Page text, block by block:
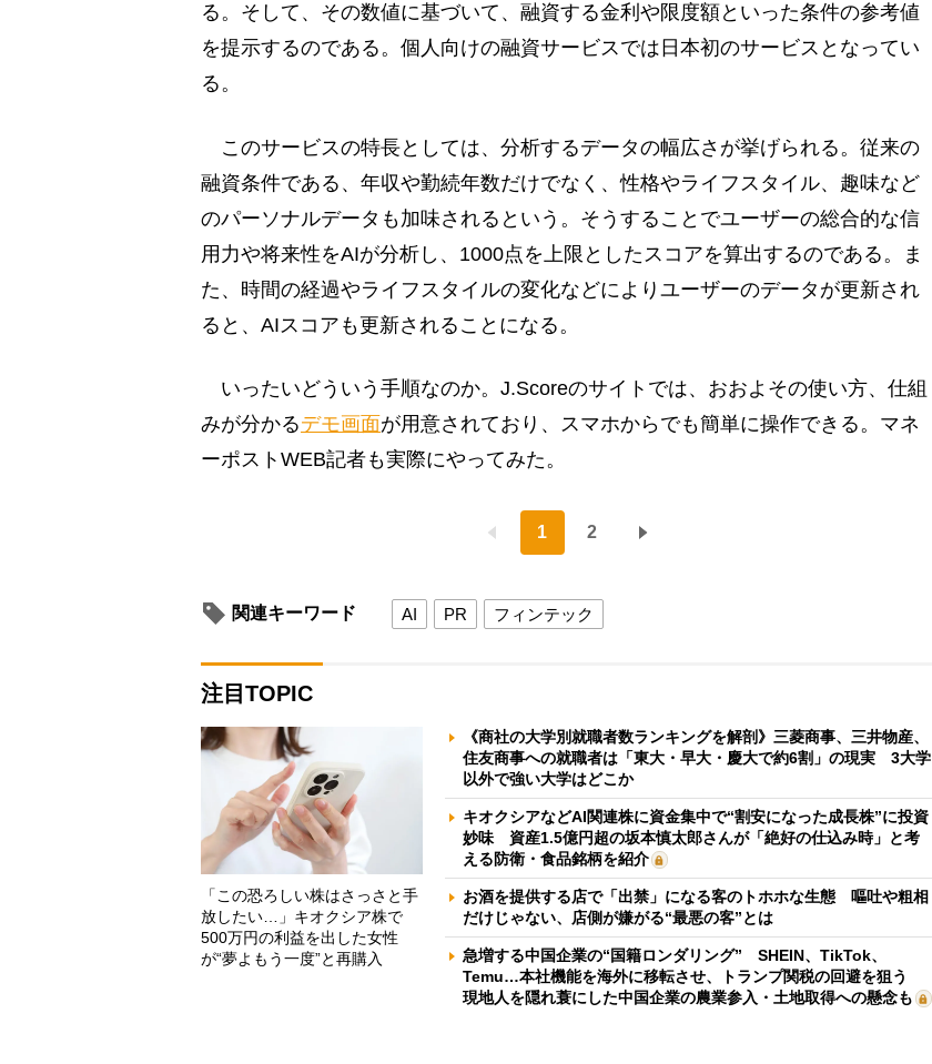
る。そして、その数値に基づいて、融資する金利や限度額といった条件の参考値
を提示するのである。個人向けの融資サービスでは日本初のサービスとなってい
る。
このサービスの特長としては、分析するデータの幅広さが挙げられる。従来の
融資条件である、年収や勤続年数だけでなく、性格やライフスタイル、趣味など
のパーソナルデータも加味されるという。そうすることでユーザーの総合的な信
用力や将来性をAIが分析し、1000点を上限としたスコアを算出するのである。ま
た、時間の経過やライフスタイルの変化などによりユーザーのデータが更新され
ると、AIスコアも更新されることになる。
いったいどういう手順なのか。J.Scoreのサイトでは、おおよその使い方、仕組
みが分かるデモ画面が用意されており、スマホからでも簡単に操作できる。マネ
ーポストWEB記者も実際にやってみた。
1 2
関連キーワード AI PR フィンテック
注目TOPIC
「この恐ろしい株はさっさと手
放したい…」キオクシア株で
500万円の利益を出した女性
が“夢よもう一度”と再購入
《商社の大学別就職者数ランキングを解剖》三菱商事、三井物産、
住友商事への就職者は「東大・早大・慶大で約6割」の現実 3大学
以外で強い大学はどこか
キオクシアなどAI関連株に資金集中で“割安になった成長株”に投資
妙味 資産1.5億円超の坂本慎太郎さんが「絶好の仕込み時」と考
える防衛・食品銘柄を紹介
お酒を提供する店で「出禁」になる客のトホホな生態 嘔吐や粗相
だけじゃない、店側が嫌がる“最悪の客”とは
急増する中国企業の“国籍ロンダリング” SHEIN、TikTok、
Temu…本社機能を海外に移転させ、トランプ関税の回避を狙う
現地人を隠れ蓑にした中国企業の農業参入・土地取得への懸念も